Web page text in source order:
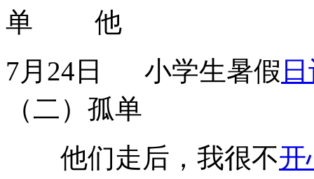
单 他
7月24日 小学生暑假
（二）孤单
他们走后，我很不开